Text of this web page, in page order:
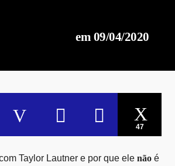
em 09/04/2020
47
Taylor Lautner e por que elenão é